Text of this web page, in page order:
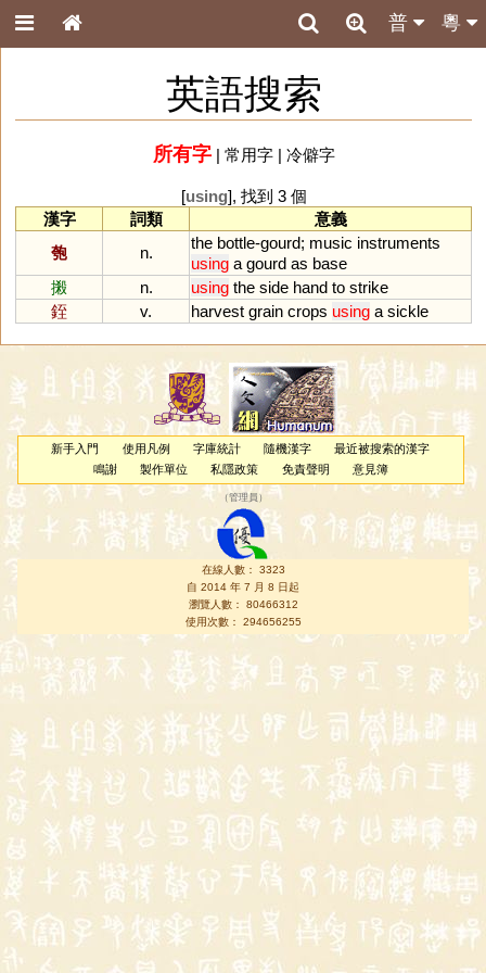
粵
普
英語搜索
所有字| 常用字| 冷僻字
[using], 找到 3 個
漢字
詞類
意義
匏
n.
the bottle-gourd; music instruments
using a gourd as base
摋
n. using the side hand to strike
銍
v. harvest grain crops using a sickle
新手入門 使用凡例 字庫統計 隨機漢字
最近被搜索的漢字
鳴謝
製作單位 私隱政策 免責聲明 意見簿
（管理員 ）
在線人數： 3323
自 2014 年 7 月 8 日起
瀏覽人數： 80466312
使用次數： 294656255